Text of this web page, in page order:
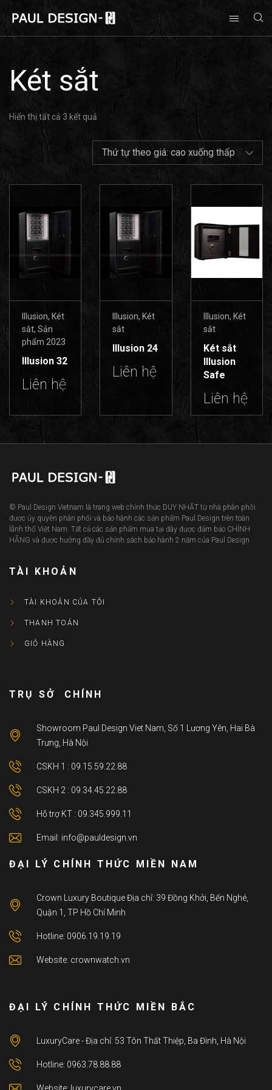
Két sắt
Hiển thị tất cả 3 kết quả
Illusion, Két
sắt, Sản
phẩm 2023
Illusion 32
Liên hệ
Illusion,Két
sắt
Illusion 24
Liên hệ
Illusion, Két
sắt
Két sắt
Illusion
Safe
Liên hệ
© Paul Design Vietnam là trang web chính thức DUY NHẤT từ nhà phân phối
được ủy quyền phân phối và bảo hành các sản phẩm Paul Design trên toàn
lãnh thổ Việt Nam. Tất cả các sản phẩm mua tại đây được đảm bảo CHÍNH
HÃNG và được hưởng đầy đủ chính sách bảo hành 2 năm của Paul Design
TÀI KHOẢN
TÀI KHOẢN CỦA TÔI
THANH TOÁN
GIỎ HÀNG
TRỤ SỞ CHÍNH
Showroom Paul Design Viet Nam, Số 1 Lương Yên, Hai Bà
Trưng, Hà Nội
CSKH 1 : 09.15.59.22.88
CSKH 2 : 09.34.45.22.88
Hỗ trợ KT : 09.345.999.11
Email: info@pauldesign.vn
ĐẠI LÝ CHÍNH THỨC MIỀN NAM
Crown Luxury Boutique Địa chỉ: 39 Đồng Khởi, Bến Nghé,
Quận 1, TP Hồ Chí Minh
Hotline: 0906.19.19.19
Website: crownwatch.vn
ĐẠI LÝ CHÍNH THỨC MIỀN BẮC
LuxuryCare - Địa chỉ: 53 Tôn Thất Thiệp, Ba Đình, Hà Nội
Hotline: 0963.78.88.88